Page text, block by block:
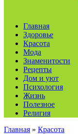
Главная
Здоровье
Красота
Мода
Знаменитости
Рецепты
Дом и уют
Психология
Жизнь
Полезное
Религия
Главная » Красота